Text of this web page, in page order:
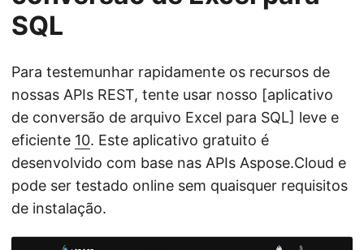
SQL
Para testemunhar rapidamente os recursos de
nossas APIs REST, tente usar nosso [aplicativo
de conversão de arquivo Excel para SQL] leve e
eficiente 10. Este aplicativo gratuito é
desenvolvido com base nas APIs Aspose.Cloud e
pode ser testado online sem quaisquer requisitos
de instalação.